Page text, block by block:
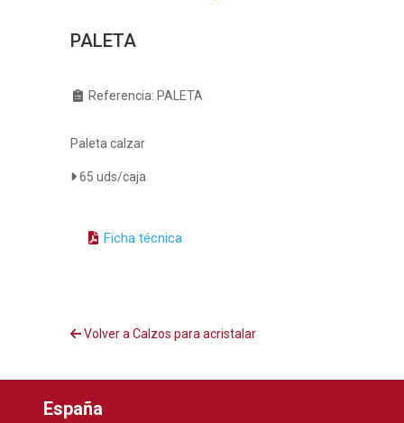
PALETA
Referencia: PALETA
Paleta calzar
65 uds/caja
Ficha técnica
Volver a Calzos para acristalar
España